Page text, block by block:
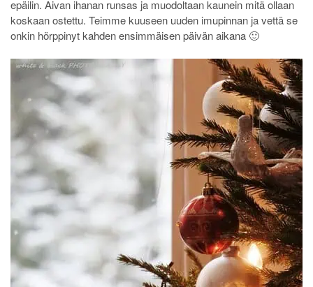
epäilin. Aivan ihanan runsas ja muodoltaan kaunein mitä ollaan
koskaan ostettu. Teimme kuuseen uuden imupinnan ja vettä se
onkin hörppinyt kahden ensimmäisen päivän aikana 🙂